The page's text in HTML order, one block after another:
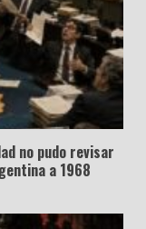
no pudo revisar
a 1968